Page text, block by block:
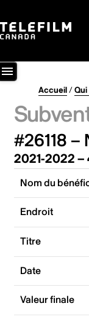
Accueil/
#26118
2021-2022 –
Nom du
Endroit
Titre
Date
Valeur finale